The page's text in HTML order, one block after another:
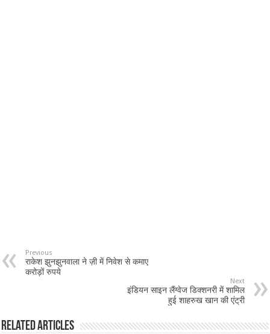
Previous
राकेश झुनझुनवाला ने ज़ी में निवेश से कमाए
करोड़ों रुपये
Next
इंडियन साइन लैंग्वेज डिक्शनरी में शामिल
हुई शाहरुख खान की एंट्री
Related Articles